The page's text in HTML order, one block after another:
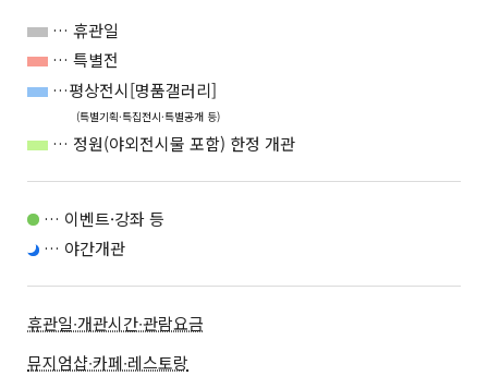
… 휴관일
… 특별전
…평상전시[명품갤러리]
(특별기획·특집전시·특별공개 등)
… 정원(야외전시물 포함) 한정 개관
… 이벤트·강좌 등
… 야간개관
휴관일∙개관시간∙관람요금
뮤지엄샵∙카페∙레스토랑